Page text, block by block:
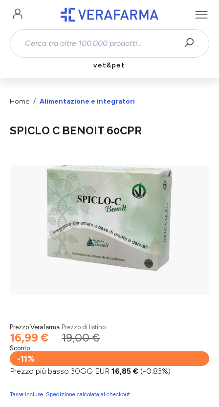
Passa al contenuto principale
vet&pet
Home Alimentazione e integratori
SPICLO C BENOIT 60CPR
Salta la galleria di immagini
Prezzo Verafarma
16,99 €
Prezzo di listino
19,00 €
Sconto
-11%
Prezzo più basso 30GG EUR 16,85 € (-0.83%)
Tasse incluse. Spedizione calcolata al checkout